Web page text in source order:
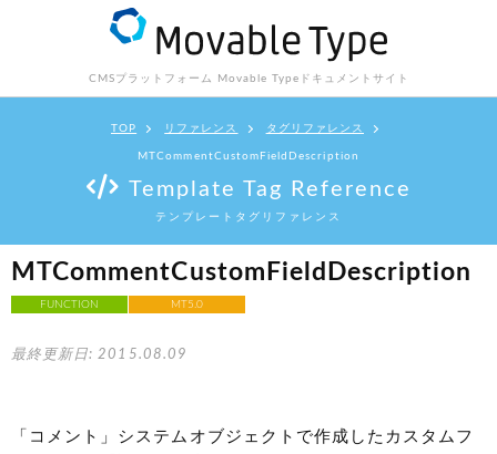
CMSプラットフォーム Movable Type ドキュメントサイト
TOP リファレンス タグリファレンス
MTCommentCustomFieldDescription
Template Tag Reference
テンプレートタグリファレンス
MTCommentCustomFieldDescription
FUNCTION MT5.0
最終更新日: 2015.08.09
「コメント」システムオブジェクトで作成したカスタムフ